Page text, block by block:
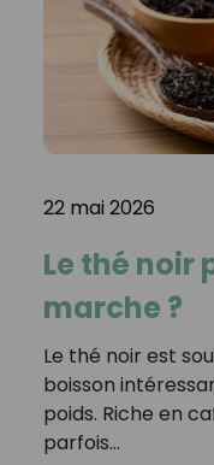
22 mai 2026
Le thé noir
marche ?
Le thé noir est
boisson
poids. Riche en
parfois…